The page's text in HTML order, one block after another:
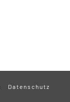
Datenschutz